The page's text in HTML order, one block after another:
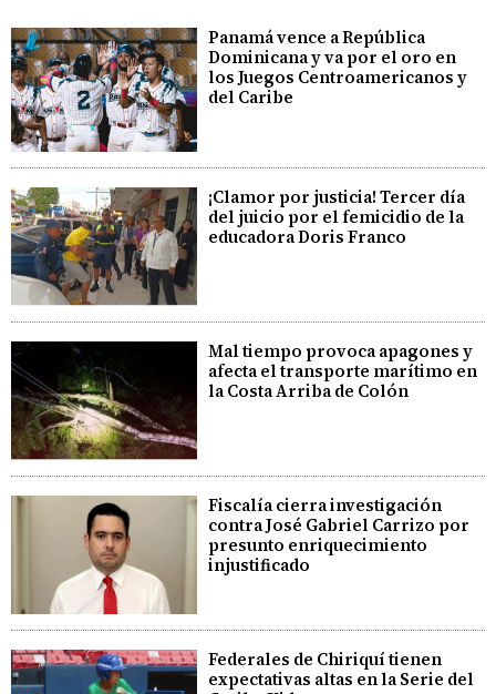
Panamá vence a República
Dominicana y va por el oro en
los Juegos Centroamericanos y
del Caribe
¡Clamor por justicia! Tercer día
del juicio por el femicidio de la
educadora Doris Franco
Mal tiempo provoca apagones y
afecta el transporte marítimo en
la Costa Arriba de Colón
Fiscalía cierra investigación
contra José Gabriel Carrizo por
presunto enriquecimiento
injustificado
Federales de Chiriquí tienen
expectativas altas en la Serie del